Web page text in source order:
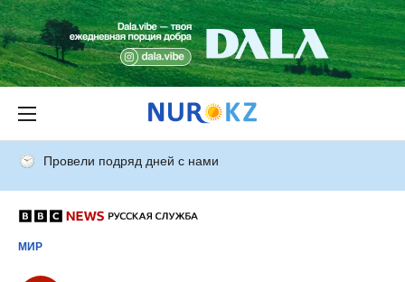
Провели подряд дней с нами
МИР